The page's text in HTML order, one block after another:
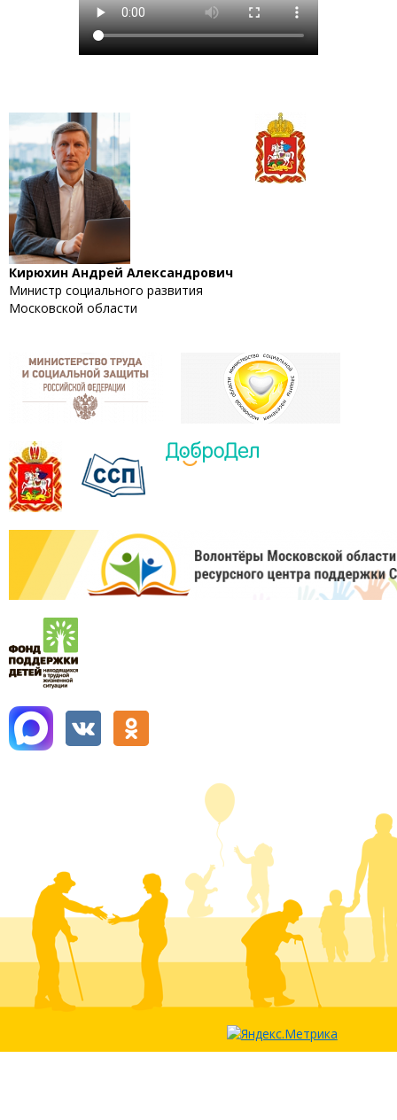
Кирюхин Андрей Александрович
Министр социального развития
Московской области